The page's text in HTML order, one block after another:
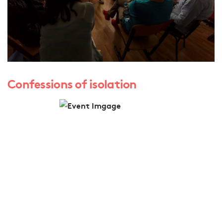
Confessions of isolation